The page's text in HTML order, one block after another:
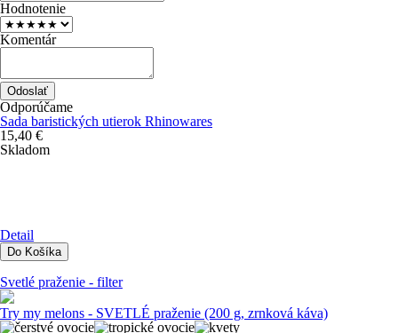
Hodnotenie
Komentár
Odporúčame
Sada baristických utierok Rhinowares
15,40 €
Skladom
Detail
Svetlé praženie - filter
Try my melons - SVETLÉ praženie (200 g, zrnková káva)